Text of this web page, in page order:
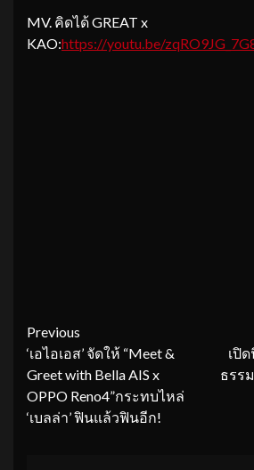
MV. คิดได้ GREAT x
KAO:https://youtu.be/
Continue
Reading
Previous
‘เอไอเอส’ จัดให้ “Meet &
Greet with Bella AIS x
OPPO Reno4”กระทบไหล่
‘เบลล่า’ ฟินแล้วฟินอีก!
เปิ
ธรร